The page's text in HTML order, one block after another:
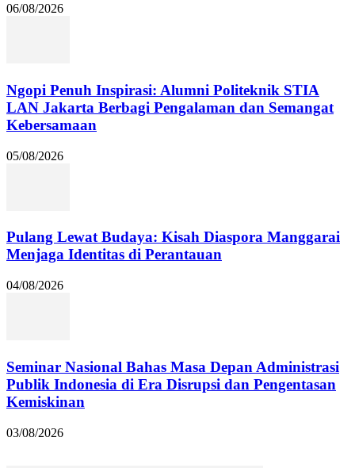
06/08/2026
Ngopi Penuh Inspirasi: Alumni Politeknik STIA
LAN Jakarta Berbagi Pengalaman dan Semangat
Kebersamaan
05/08/2026
Pulang Lewat Budaya: Kisah Diaspora Manggarai
Menjaga Identitas di Perantauan
04/08/2026
Seminar Nasional Bahas Masa Depan Administrasi
Publik Indonesia di Era Disrupsi dan Pengentasan
Kemiskinan
03/08/2026